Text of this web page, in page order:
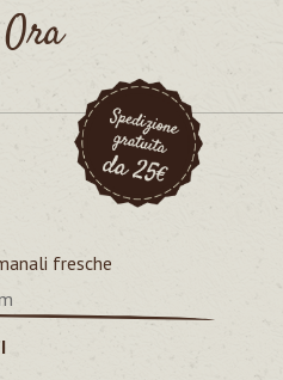
fresche